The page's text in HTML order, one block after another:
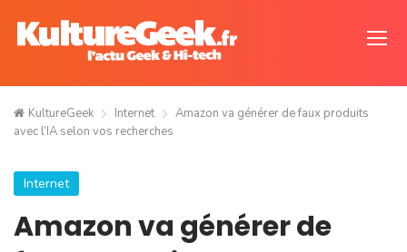
KultureGeek Internet
Amazon va générer de faux produits
avec l’IA selon vos recherches
Internet
Amazon va générer de